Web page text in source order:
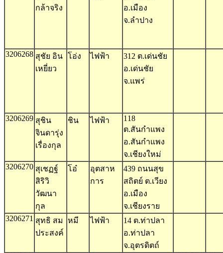
กล้าจริง
อ.เมือง
จ.ลำปาง
3206268 สุชัย อิน
เหยี่ยว
โอ่ง ไฟฟ้า
312 ต.เด่นชัย
อ.เด่นชัย
จ.แพร่
3206269 สุชิน
จินดารุ่ง
เรื่องกุล
ชิน ไฟฟ้า
118
ต.สันกำแพง
อ.สันกำแพง
จ.เชียงใหม่
3206270 สุเชฏฐ์
สิริวิ
วัฒนา
กุล
โอ๋
อุตสาห
การ
439 ถนนสุข
สถิตย์ ต.เวียง
อ.เมือง
จ.เชียงราย
3206271 สุทธิ สม
ประสงค์
หมี ไฟฟ้า
14 ต.ท่าปลา
อ.ท่าปลา
จ.อุตรดิตถ์